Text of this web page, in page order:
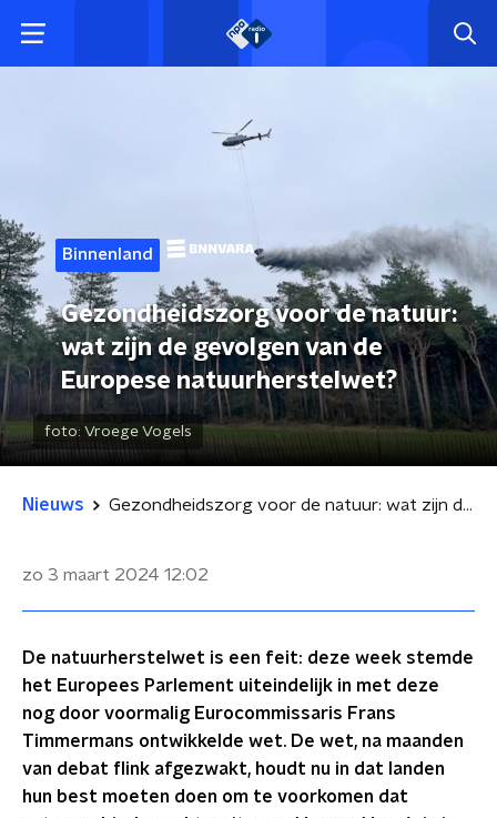
Binnenland
Gezondheidszorg voor de natuur:
wat zijn de gevolgen van de
Europese natuurherstelwet?
foto: Vroege Vogels
Nieuws Gezondheidszorg voor de natuur: wat zijn de gevolgen van de Europese natuurherstelwet?
zo 3 maart 2024 12:02
De natuurherstelwet is een feit: deze week stemde
het Europees Parlement uiteindelijk in met deze
nog door voormalig Eurocommissaris Frans
Timmermans ontwikkelde wet. De wet, na maanden
van debat flink afgezwakt, houdt nu in dat landen
hun best moeten doen om te voorkomen dat